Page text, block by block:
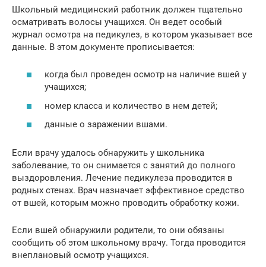
Школьный медицинский работник должен тщательно
осматривать волосы учащихся. Он ведет особый
журнал осмотра на педикулез, в котором указывает все
данные. В этом документе прописывается:
когда был проведен осмотр на наличие вшей у
учащихся;
номер класса и количество в нем детей;
данные о заражении вшами.
Если врачу удалось обнаружить у школьника
заболевание, то он снимается с занятий до полного
выздоровления. Лечение педикулеза проводится в
родных стенах. Врач назначает эффективное средство
от вшей, которым можно проводить обработку кожи.
Если вшей обнаружили родители, то они обязаны
сообщить об этом школьному врачу. Тогда проводится
внеплановый осмотр учащихся.